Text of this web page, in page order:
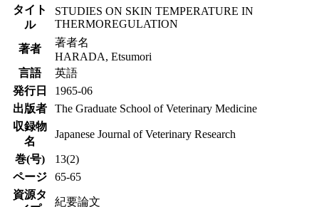
タイト
ル
STUDIES ON SKIN TEMPERATURE IN
THERMOREGULATION
著者
著者名
HARADA, Etsumori
言語
英語
発行日
1965-06
出版者
The Graduate School of Veterinary Medicine
収録物
名
Japanese Journal of Veterinary Research
巻(号)
13(2)
ページ
65-65
資源タ
紀要論文